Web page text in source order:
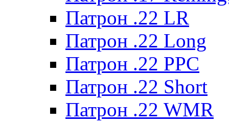
Патрон .22 LR
Патрон .22 Long
Патрон .22 PPC
Патрон .22 Short
Патрон .22 WMR